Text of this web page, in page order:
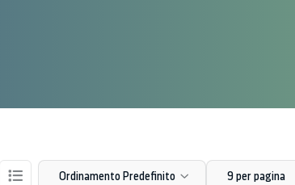
Ordinamento Predefinito 9 per pagina